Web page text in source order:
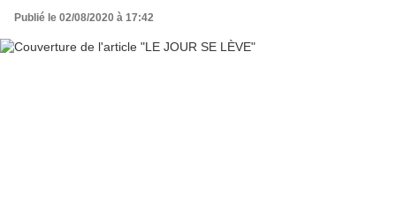
Publié le 02/08/2020 à 17:42